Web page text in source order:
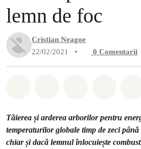
lemn de foc
Cristian Neagoe
22/02/2021
• 0 Comentarii
Tăierea și arderea arborilor pentru
temperaturilor globale timp de zeci până
chiar și dacă lemnul înlocuiește